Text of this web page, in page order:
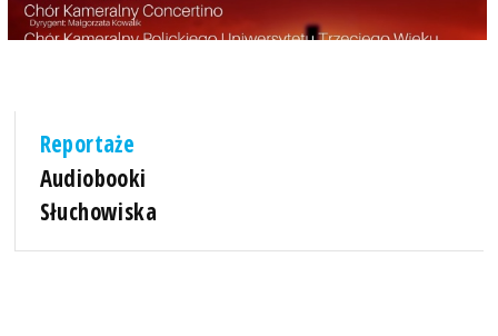
Reportaże
Audiobooki
Słuchowiska